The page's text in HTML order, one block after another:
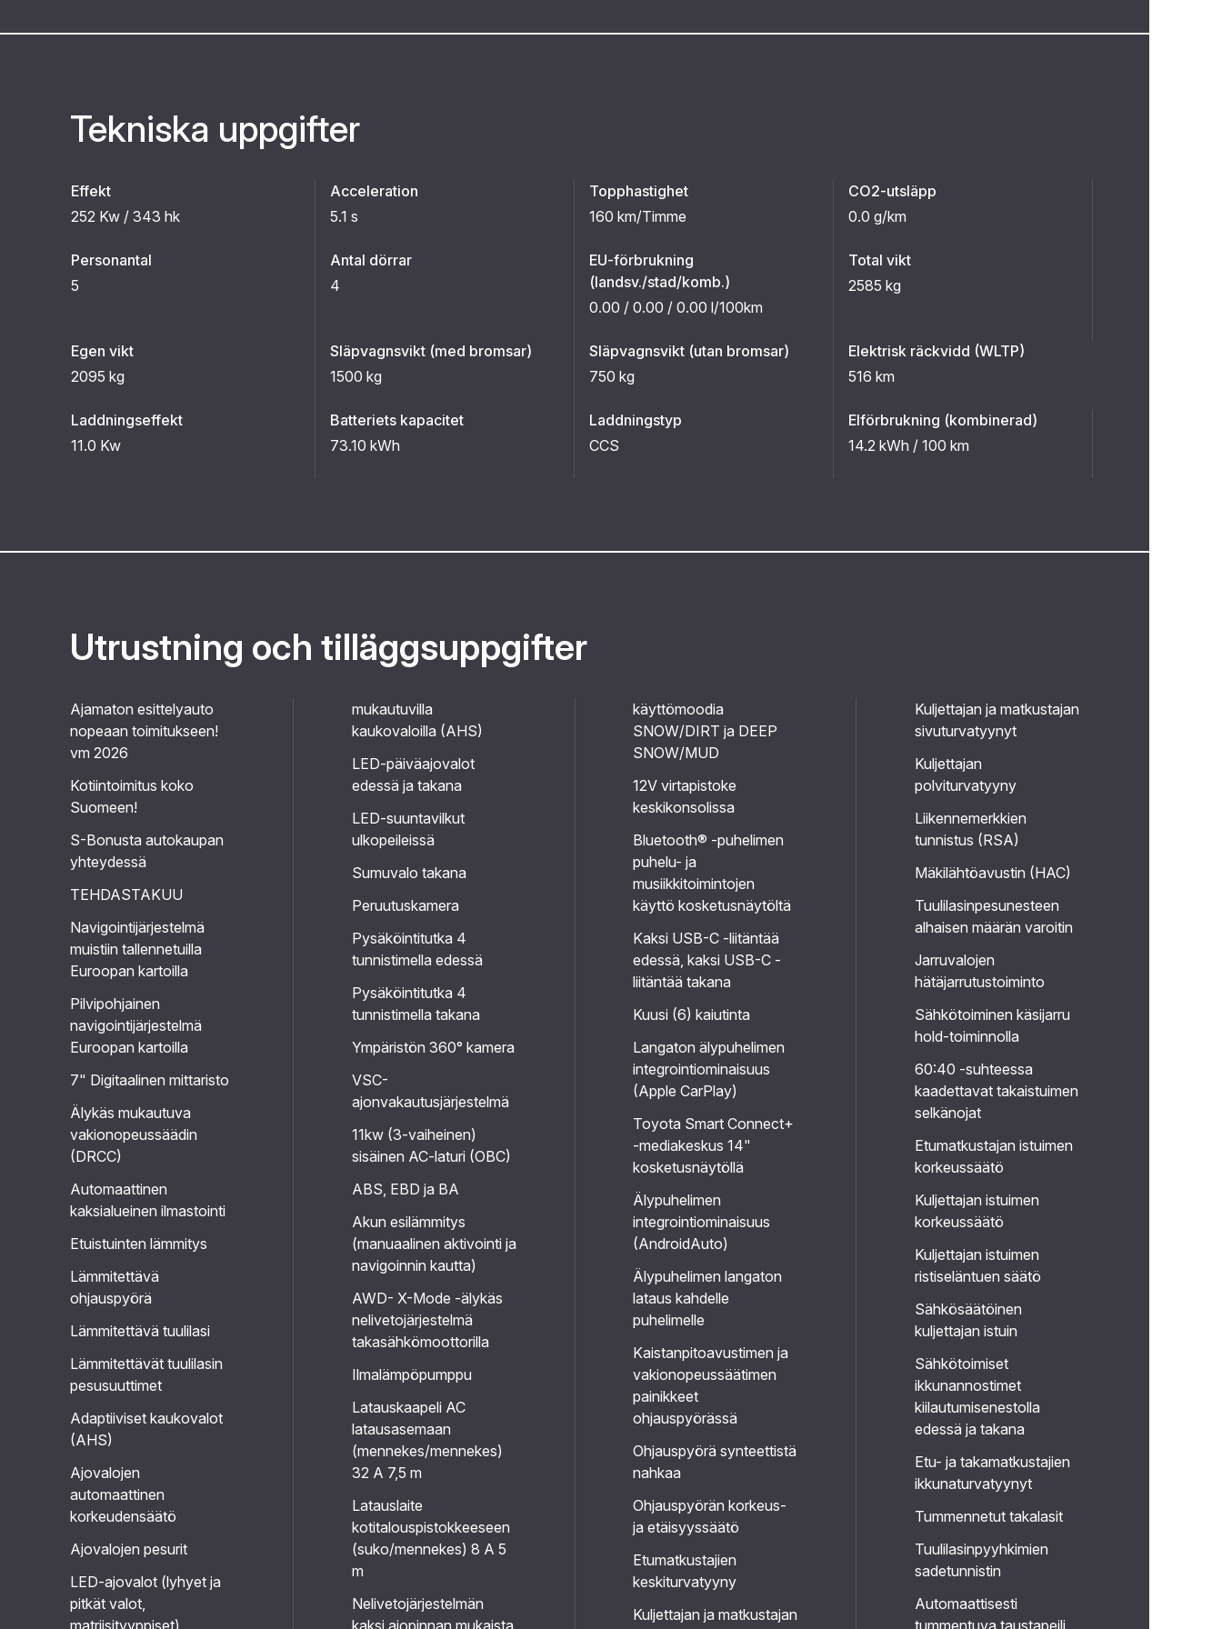
Tekniska uppgifter
Effekt
252 Kw / 343 hk
Acceleration
5.1 s
Topphastighet
160 km/Timme
CO2-utsläpp
0.0 g/km
Personantal
5
Antal dörrar
4
EU-förbrukning
(landsv./stad/komb.)
0.00 / 0.00 / 0.00 l/100km
Total vikt
2585 kg
Egen vikt
2095 kg
Släpvagnsvikt (med bromsar)
1500 kg
Släpvagnsvikt (utan bromsar)
750 kg
Elektrisk räckvidd (WLTP)
516 km
Laddningseffekt
11.0 Kw
Batteriets kapacitet
73.10 kWh
Laddningstyp
CCS
Elförbrukning (kombinerad)
14.2 kWh / 100 km
Utrustning och tilläggsuppgifter
Ajamaton esittelyauto
nopeaan toimitukseen!
vm 2026
Kotiintoimitus koko
Suomeen!
S-Bonusta autokaupan
yhteydessä
TEHDASTAKUU
Navigointijärjestelmä
muistiin tallennetuilla
Euroopan kartoilla
Pilvipohjainen
navigointijärjestelmä
Euroopan kartoilla
7" Digitaalinen mittaristo
Älykäs mukautuva
vakionopeussäädin
(DRCC)
Automaattinen
kaksialueinen ilmastointi
Etuistuinten lämmitys
Lämmitettävä
ohjauspyörä
Lämmitettävä tuulilasi
Lämmitettävät tuulilasin
pesusuuttimet
Adaptiiviset kaukovalot
(AHS)
Ajovalojen
automaattinen
korkeudensäätö
Ajovalojen pesurit
LED-ajovalot (lyhyet ja
pitkät valot,
matriisityyppiset)
mukautuvilla
kaukovaloilla (AHS)
LED-päiväajovalot
edessä ja takana
LED-suuntavilkut
ulkopeileissä
Sumuvalo takana
Peruutuskamera
Pysäköintitutka 4
tunnistimella edessä
Pysäköintitutka 4
tunnistimella takana
Ympäristön 360° kamera
VSC-
ajonvakautusjärjestelmä
11kw (3-vaiheinen)
sisäinen AC-laturi (OBC)
ABS, EBD ja BA
Akun esilämmitys
(manuaalinen aktivointi ja
navigoinnin kautta)
AWD- X-Mode -älykäs
nelivetojärjestelmä
takasähkömoottorilla
Ilmalämpöpumppu
Latauskaapeli AC
latausasemaan
(mennekes/mennekes)
32 A 7,5 m
Latauslaite
kotitalouspistokkeeseen
(suko/mennekes) 8 A 5
m
Nelivetojärjestelmän
kaksi ajopinnan mukaista
käyttömoodia
SNOW/DIRT ja DEEP
SNOW/MUD
12V virtapistoke
keskikonsolissa
Bluetooth® -puhelimen
puhelu- ja
musiikkitoimintojen
käyttö kosketusnäytöltä
Kaksi USB-C -liitäntää
edessä, kaksi USB-C -
liitäntää takana
Kuusi (6) kaiutinta
Langaton älypuhelimen
integrointiominaisuus
(Apple CarPlay)
Toyota Smart Connect+
-mediakeskus 14"
kosketusnäytöllä
Älypuhelimen
integrointiominaisuus
(AndroidAuto)
Älypuhelimen langaton
lataus kahdelle
puhelimelle
Kaistanpitoavustimen ja
vakionopeussäätimen
painikkeet
ohjauspyörässä
Ohjauspyörä synteettistä
nahkaa
Ohjauspyörän korkeus-
ja etäisyyssäätö
Etumatkustajien
keskiturvatyyny
Kuljettajan ja matkustajan
Kuljettajan ja matkustajan
sivuturvatyynyt
Kuljettajan
polviturvatyyny
Liikennemerkkien
tunnistus (RSA)
Mäkilähtöavustin (HAC)
Tuulilasinpesunesteen
alhaisen määrän varoitin
Jarruvalojen
hätäjarrutustoiminto
Sähkötoiminen käsijarru
hold-toiminnolla
60:40 -suhteessa
kaadettavat takaistuimen
selkänojat
Etumatkustajan istuimen
korkeussäätö
Kuljettajan istuimen
korkeussäätö
Kuljettajan istuimen
ristiseläntuen säätö
Sähkösäätöinen
kuljettajan istuin
Sähkötoimiset
ikkunannostimet
kiilautumisenestolla
edessä ja takana
Etu- ja takamatkustajien
ikkunaturvatyynyt
Tummennetut takalasit
Tuulilasinpyyhkimien
sadetunnistin
Automaattisesti
tummentuva taustapeili